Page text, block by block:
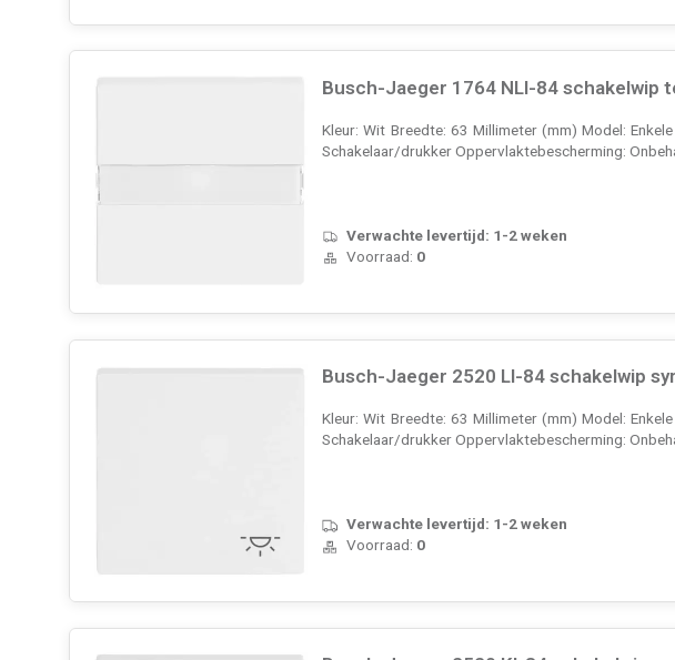
Busch-Jaeger 1764 NLI-84
Kleur: Wit Breedte: 63 Millimeter (mm) Model:
Schakelaar/drukker Oppervlaktebescherming:
Verwachte levertijd: 1-2 weken
Voorraad: 0
Busch-Jaeger 2520 LI-84 schakelwip
Kleur: Wit Breedte: 63 Millimeter (mm) Model:
Schakelaar/drukker Oppervlaktebescherming:
Verwachte levertijd: 1-2 weken
Voorraad: 0